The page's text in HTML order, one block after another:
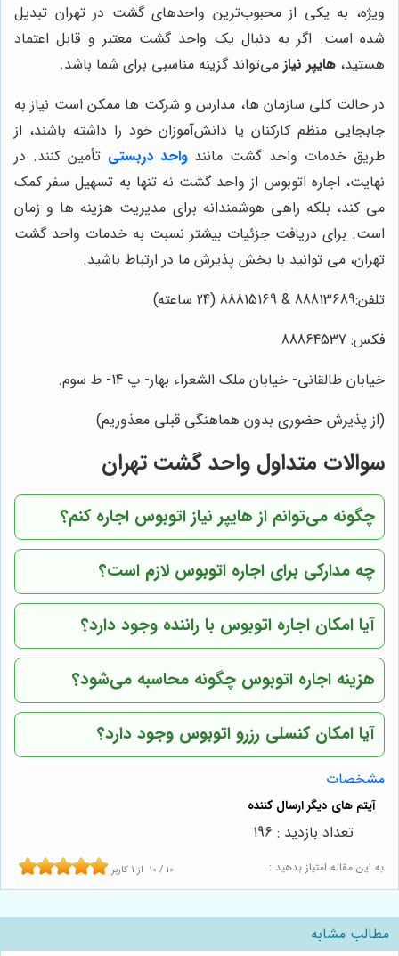
ویژه، به یکی از محبوب‌ترین واحدهای گشت در تهران تبدیل
شده است. اگر به دنبال یک واحد گشت معتبر و قابل اعتماد
هستید، هایپر نیاز می‌تواند گزینه مناسبی برای شما باشد.
در حالت کلی سازمان ها، مدارس و شرکت ها ممکن است نیاز به
جابجایی منظم کارکنان یا دانش‌آموزان خود را داشته باشند، از
طریق خدمات واحد گشت مانندواحد دربستی تأمین کنند. در
نهایت، اجاره اتوبوس از واحد گشت نه تنها به تسهیل سفر کمک
می کند، بلکه راهی هوشمندانه برای مدیریت هزینه ها و زمان
است. برای دریافت جزئیات بیشتر نسبت به خدمات واحد گشت
تهران، می توانید با بخش پذیرش ما در ارتباط باشید.
تلفن:88813689 & 88815169 (24 ساعته)
فکس: 88864537
خیابان طالقانی- خیابان ملک الشعراء بهار- پ 14- ط سوم.
(از پذیرش حضوری بدون هماهنگی قبلی معذوریم)
سوالات متداول واحد گشت تهران
چگونه می‌توانم از هایپر نیاز اتوبوس اجاره کنم؟
چه مدارکی برای اجاره اتوبوس لازم است؟
آیا امکان اجاره اتوبوس با راننده وجود دارد؟
هزینه اجاره اتوبوس چگونه محاسبه می‌شود؟
آیا امکان کنسلی رزرو اتوبوس وجود دارد؟
مشخصات
به این مقاله امتیاز بدهید : 10 / 10 از 1 کاربر
تعداد بازدید : 196
مطالب مشابه